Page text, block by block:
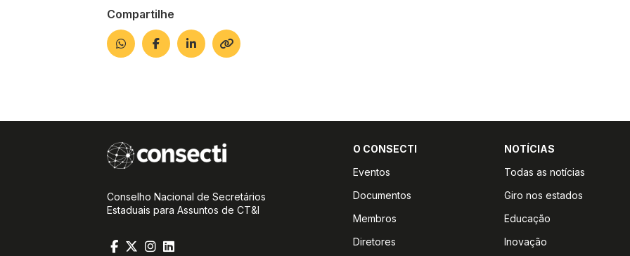
Compartilhe
Conselho Nacional de Secretários
Estaduais para Assuntos de CT&I
O CONSECTI
Eventos
Documentos
Membros
Diretores
NOTÍCIAS
Todas as notícias
Giro nos estados
Educação
Inovação